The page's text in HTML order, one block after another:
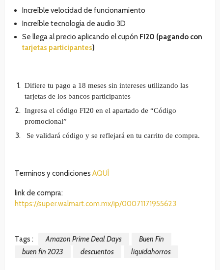
Increíble velocidad de funcionamiento
Increíble tecnología de audio 3D
Se llega al precio aplicando el cupón FI20 (pagando con
tarjetas participantes)
Difiere tu pago a 18 meses sin intereses utilizando las
tarjetas de los bancos participantes
Ingresa el código FI20 en el apartado de “Código
promocional”
Se validará código y se reflejará en tu carrito de compra.
Terminos y condiciones AQUÍ
link de compra:
https://super.walmart.com.mx/ip/00071171955623
Tags : Amazon Prime Deal Days
Buen Fin
buen fin 2023
descuentos liquidahorros